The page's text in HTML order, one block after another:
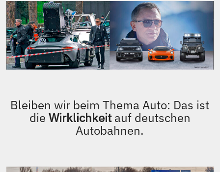
Bleiben wir beim Thema Auto: Das ist
die Wirklichkeitauf deutschen
Autobahnen.